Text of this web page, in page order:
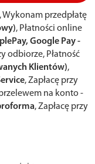
przedpłatę
, Płatności online
Google Pay -
odbiorze, Płatność
Klientów),
, Zapłacę przy
na konto -
, Zapłacę przy